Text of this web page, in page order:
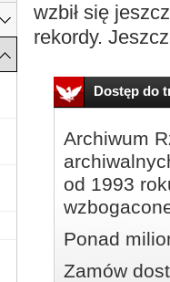
wzbił się
rekordy.
Dostęp do
Archiwum
od 1993
Ponad
Zamów